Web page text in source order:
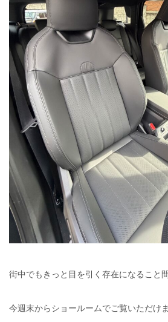
街中でもきっと目を引く存在になること
今週末からショールームでご覧いただけま